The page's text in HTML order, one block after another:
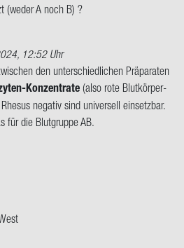
(weder A noch B) ?
12:52 Uhr
den un­ter­schied­li­chen Prä­pa­ra­ten
​Konzentrate (also rote Blut­kör­per­
ne­ga­tiv sind uni­ver­sell ein­setz­bar.
für die Blut­grup­pe AB.